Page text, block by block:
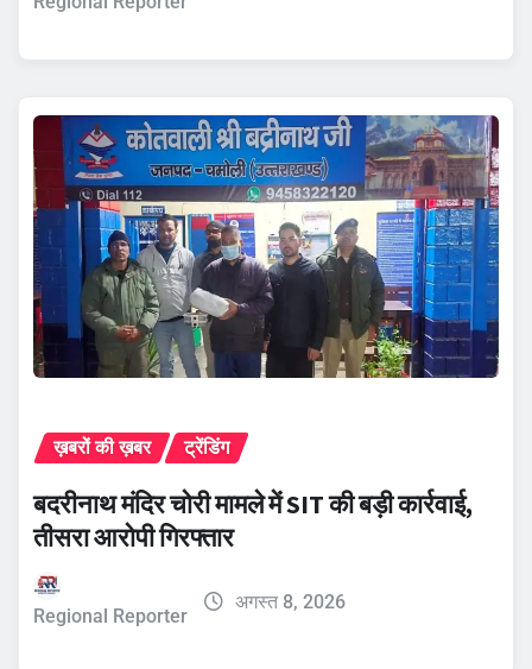
ख़बरों की ख़बर ट्रेंडिंग
बदरीनाथ मंदिर चोरी मामले में SIT की बड़ी कार्रवाई,
तीसरा आरोपी गिरफ्तार
Regional Reporter
अगस्त 8, 2026